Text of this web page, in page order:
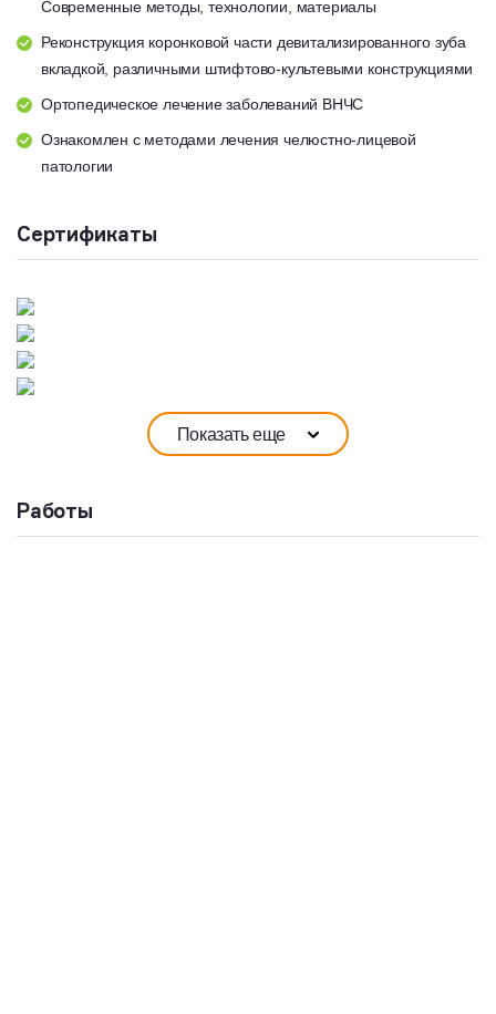
Современные методы, технологии, материалы
Реконструкция коронковой части девитализированного зуба
вкладкой, различными штифтово-культевыми конструкциями
Ортопедическое лечение заболеваний ВНЧС
Ознакомлен с методами лечения челюстно-лицевой
патологии
Сертификаты
Показать еще
Работы